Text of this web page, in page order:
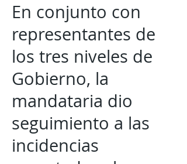
En conjunto con
representantes de
los tres niveles de
Gobierno, la
mandataria dio
seguimiento a las
incidencias